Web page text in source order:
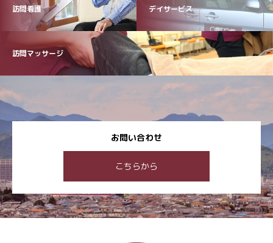
訪問看護 デイサービス
訪問マッサージ
お問い合わせ
こちらから